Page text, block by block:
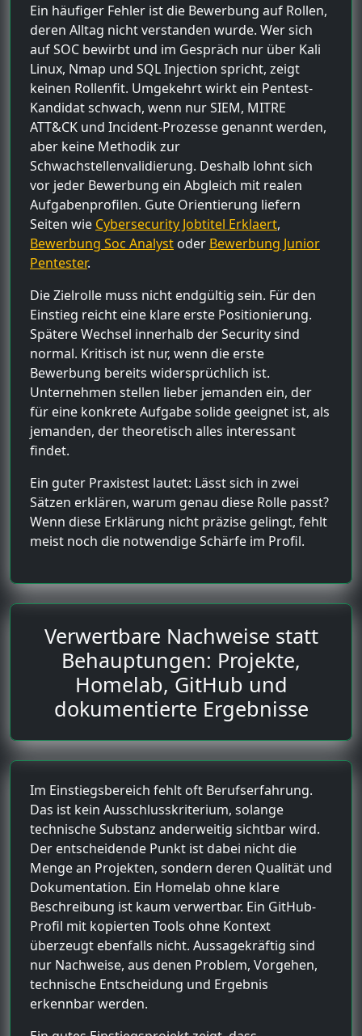
Ein häufiger Fehler ist die Bewerbung auf Rollen,
deren Alltag nicht verstanden wurde. Wer sich
auf SOC bewirbt und im Gespräch nur über Kali
Linux, Nmap und SQL Injection spricht, zeigt
keinen Rollenfit. Umgekehrt wirkt ein Pentest-
Kandidat schwach, wenn nur SIEM, MITRE
ATT&CK und Incident-Prozesse genannt werden,
aber keine Methodik zur
Schwachstellenvalidierung. Deshalb lohnt sich
vor jeder Bewerbung ein Abgleich mit realen
Aufgabenprofilen. Gute Orientierung liefern
Seiten wie Cybersecurity Jobtitel Erklaert,
Bewerbung Soc Analyst oder Bewerbung Junior
Pentester.
Die Zielrolle muss nicht endgültig sein. Für den
Einstieg reicht eine klare erste Positionierung.
Spätere Wechsel innerhalb der Security sind
normal. Kritisch ist nur, wenn die erste
Bewerbung bereits widersprüchlich ist.
Unternehmen stellen lieber jemanden ein, der
für eine konkrete Aufgabe solide geeignet ist, als
jemanden, der theoretisch alles interessant
findet.
Ein guter Praxistest lautet: Lässt sich in zwei
Sätzen erklären, warum genau diese Rolle passt?
Wenn diese Erklärung nicht präzise gelingt, fehlt
meist noch die notwendige Schärfe im Profil.
Verwertbare Nachweise statt
Behauptungen: Projekte,
Homelab, GitHub und
dokumentierte Ergebnisse
Im Einstiegsbereich fehlt oft Berufserfahrung.
Das ist kein Ausschlusskriterium, solange
technische Substanz anderweitig sichtbar wird.
Der entscheidende Punkt ist dabei nicht die
Menge an Projekten, sondern deren Qualität und
Dokumentation. Ein Homelab ohne klare
Beschreibung ist kaum verwertbar. Ein GitHub-
Profil mit kopierten Tools ohne Kontext
überzeugt ebenfalls nicht. Aussagekräftig sind
nur Nachweise, aus denen Problem, Vorgehen,
technische Entscheidung und Ergebnis
erkennbar werden.